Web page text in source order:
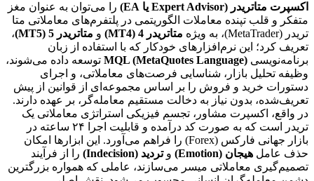
اکسپرت متاتریدر (Expert Advisor یا EA)
را می‌توان به عنوان مغز
متفکر و قلب تپنده معاملات الگوریتمی در پلتفرم‌های معاملاتی متا
تریدر (MetaTrader)، به ویژه
متاتریدر 4 (MT4) و متاتریدر 5 (MT5)
،
تعریف کرد؛ این نرم‌افزارهای خودکار که با استفاده از زبان
برنامه‌نویسی MQL (MetaQuotes Language) توسعه داده می‌شوند،
وظیفه تحلیل بازار، شناسایی فرصت‌های معاملاتی، و اجرای
دستورات خرید و فروش را بر اساس مجموعه‌ای از قوانین از پیش
تعریف‌شده، بدون نیاز به دخالت مستقیم معامله‌گر، بر عهده دارند.
در واقع، اکسپرت مشاور، تجسم فیزیکی استراتژی معاملاتی یک
تریدر است که به صورت کد درآمده و قابلیت اجرا ۲۴ ساعته در
بازار جهانی فارکس (Forex) را فراهم می‌آورد. این ابزارها امکان
حذف عامل هیجان (Emotion) وتردید (Indecision)
را از فرآیند
تصمیم‌گیری معاملاتی میسر می‌سازند، عاملی که همواره بزرگترین